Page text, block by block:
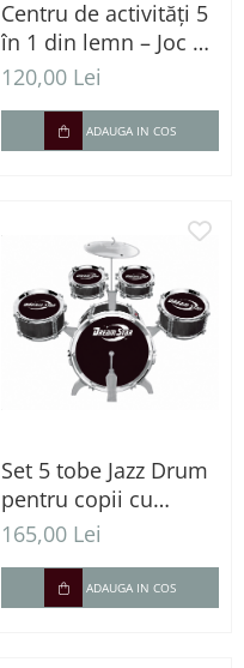
Centru de activități 5
în 1 din lemn – Joc de
pescuit magnetic,
educative
120,00 Lei
ADAUGA IN COS
Set 5 tobe Jazz Drum
pentru copii cu
scaun, cinel și bețe
165,00 Lei
ADAUGA IN COS